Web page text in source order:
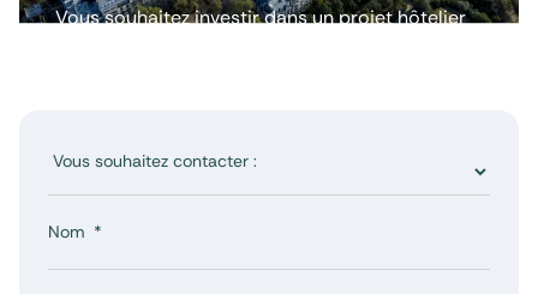
Vous souhaitez investir dans un projet hôtelier
Nom